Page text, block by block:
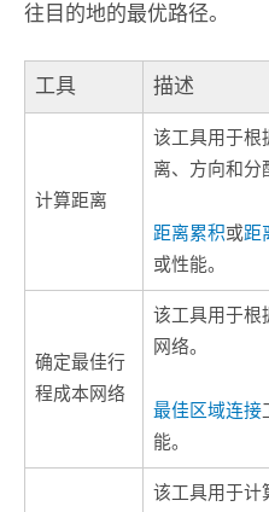
往目的地的最优路径。
工具 描述
计算距离
该工具用于根
离、方向和分
距离累积或距
或性能。
确定最佳行
程成本网络
该工具用于根
网络。
最佳区域连接
能。
该工具用于计